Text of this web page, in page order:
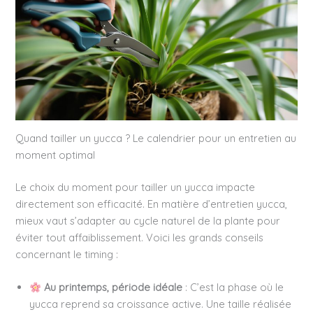
Quand tailler un yucca ? Le calendrier pour un entretien au
moment optimal
Le choix du moment pour tailler un yucca impacte
directement son efficacité. En matière d’entretien yucca,
mieux vaut s’adapter au cycle naturel de la plante pour
éviter tout affaiblissement. Voici les grands conseils
concernant le timing :
Au printemps, période idéale : C’est la phase où le
yucca reprend sa croissance active. Une taille réalisée